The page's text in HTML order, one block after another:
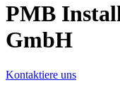
PMB
GmbH
Kontaktiere uns